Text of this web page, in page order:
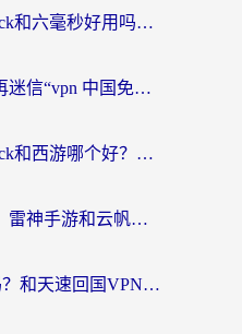
海外党必看：Quickback和六毫秒好用吗？3步选对回国加速器，无缝刷国内剧玩游戏
海外党避坑指南：别再迷信“vpn 中国免费”，选对回国加速器才能无缝刷国内资源
海外党必看：Quickback和西游哪个好？3个维度教你选对回国加速器
海外党选回国加速器：雷神手游和云帆哪个好？附3组对比+避坑指南
Quickback VPN好用吗？和天速回国VPN对比哪个回国效果更好？海外党必看的真实体验指南